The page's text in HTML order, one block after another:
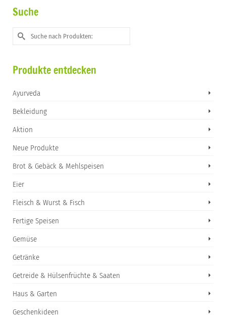
Suche
Suche
nach:
Produkte entdecken
Ayurveda
Bekleidung
Aktion
Neue Produkte
Brot & Gebäck & Mehlspeisen
Eier
Fleisch & Wurst & Fisch
Fertige Speisen
Gemüse
Getränke
Getreide & Hülsenfrüchte & Saaten
Haus & Garten
Geschenkideen